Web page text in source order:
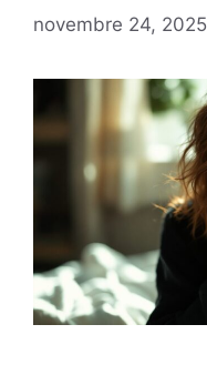
novembre 24, 2025